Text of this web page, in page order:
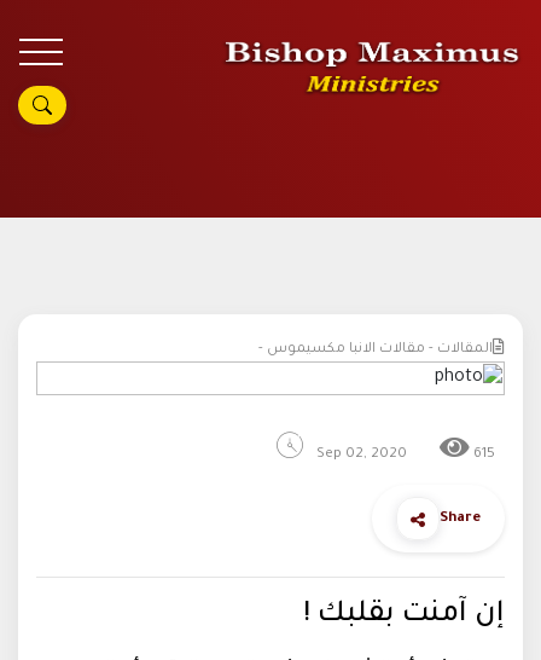
المقالات - مقالات الانبا مكسيموس -
Sep 02, 2020 615
Share
إن آمنت بقلبك !